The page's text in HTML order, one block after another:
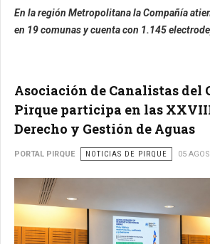
En la región Metropolitana la Compañía
en 19 comunas y cuenta con 1.145
Asociación de Canalistas del
Pirque participa en las
Derecho y Gestión de Aguas
PORTAL PIRQUE NOTICIAS DE PIRQUE 05